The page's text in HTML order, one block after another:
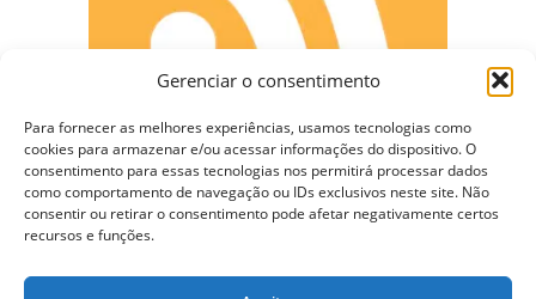
Gerenciar o consentimento
Para fornecer as melhores experiências, usamos tecnologias como
cookies para armazenar e/ou acessar informações do dispositivo. O
consentimento para essas tecnologias nos permitirá processar dados
como comportamento de navegação ou IDs exclusivos neste site. Não
consentir ou retirar o consentimento pode afetar negativamente certos
recursos e funções.
CONECTE-SE